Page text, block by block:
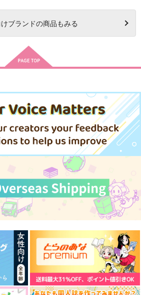
ブランドの商品もみる